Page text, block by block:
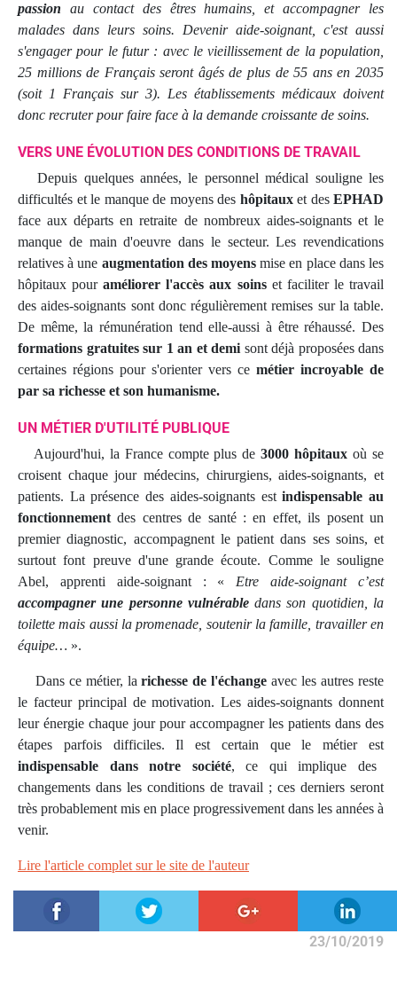
passion au contact des êtres humains, et accompagner les
malades dans leurs soins. Devenir aide-soignant, c'est aussi
s'engager pour le futur : avec le vieillissement de la population,
25 millions de Français seront âgés de plus de 55 ans en 2035
(soit 1 Français sur 3). Les établissements médicaux doivent
donc recruter pour faire face à la demande croissante de soins.
VERS UNE ÉVOLUTION DES CONDITIONS DE TRAVAIL
Depuis quelques années, le personnel médical souligne les
difficultés et le manque de moyens des hôpitauxet des EPHAD
face aux départs en retraite de nombreux aides-soignants et le
manque de main d'oeuvre dans le secteur. Les revendications
relatives à une augmentation des moyens mise en place dans les
hôpitaux pouraméliorer l'accès aux soinset faciliter le travail
des aides-soignants sont donc régulièrement remises sur la table.
De même, la rémunération tend elle-aussi à être réhaussé. Des
formations gratuites sur 1 an et demi sont déjà proposées dans
certaines régions pour s'orienter vers ce métier incroyable de
par sa richesse et son humanisme.
UN MÉTIER D'UTILITÉ PUBLIQUE
Aujourd'hui, la France compte plus de3000 hôpitaux où se
croisent chaque jour médecins, chirurgiens, aides-soignants, et
patients. La présence des aides-soignants estindispensable au
fonctionnement des centres de santé : en effet, ils posent un
premier diagnostic, accompagnent le patient dans ses soins, et
surtout font preuve d'une grande écoute. Comme le souligne
Abel, apprenti aide-soignant : « Etre aide-soignant c’est
accompagner une personne vulnérabledans son quotidien, la
toilette mais aussi la promenade, soutenir la famille, travailler en
équipe… ».
Dans ce métier, larichesse de l'échange avec les autres reste
le facteur principal de motivation. Les aides-soignants donnent
leur énergie chaque jour pour accompagner les patients dans des
étapes parfois difficiles. Il est certain que le métier est
indispensable dans notre société, ce qui implique des
changements dans les conditions de travail ; ces derniers seront
très probablement mis en place progressivement dans les années à
venir.
Lire l'article complet sur le site de l'auteur
23/10/2019